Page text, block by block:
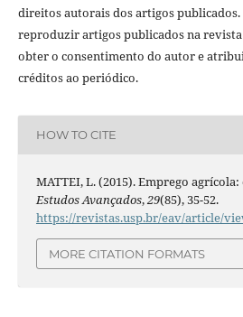
direitos autorais dos artigos publicados.
reproduzir artigos publicados na
obter o consentimento do autor e
créditos ao periódico.
HOW TO CITE
MATTEI, L. (2015). Emprego
Estudos Avançados,29(85), 35-52.
https://revistas.usp.br/eav/article/
MORE CITATION FORMATS